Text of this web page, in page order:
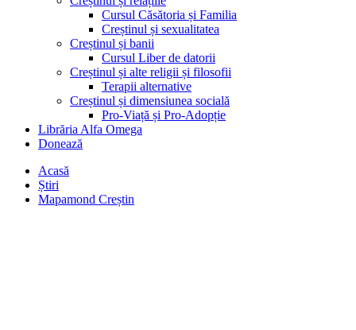
Cursul Căsătoria și Familia
Creștinul și sexualitatea
Creștinul și banii
Cursul Liber de datorii
Creștinul și alte religii și filosofii
Terapii alternative
Creștinul și dimensiunea socială
Pro-Viață și Pro-Adopție
Librăria Alfa Omega
Donează
Acasă
Știri
Mapamond Creștin